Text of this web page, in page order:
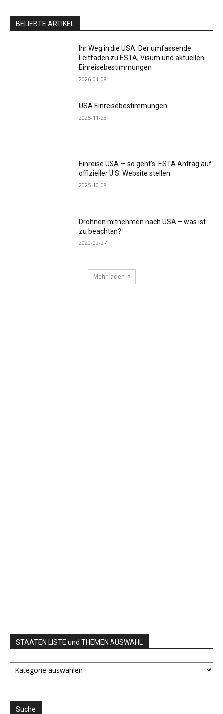
BELIEBTE ARTIKEL
Ihr Weg in die USA: Der umfassende
Leitfaden zu ESTA, Visum und aktuellen
Einreisebestimmungen
2026-01-08
USA Einreisebestimmungen
2025-11-23
Einreise USA — so geht’s: ESTA Antrag auf
offizieller U.S. Website stellen
2025-10-08
Drohnen mitnehmen nach USA – was ist
zu beachten?
2020-02-27
Mehr laden
STAATEN LISTE und THEMEN AUSWAHL
STAATEN
LISTE
AUSWAHL
Suche